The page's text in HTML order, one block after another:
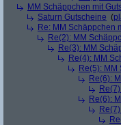
MM Schäppchen mit
Saturn Gutscheine (
Re: MM Schäppchen
Re(2): MM
Re(3): MM
Re(4): MM
Re(5): MM
Re(6):
Re(6):